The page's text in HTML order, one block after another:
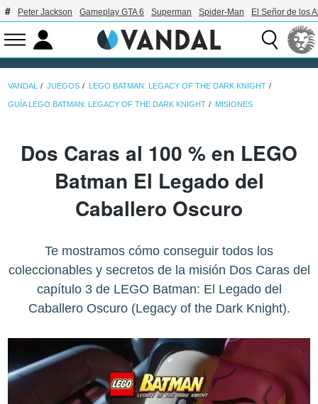
Peter Jackson Gameplay GTA 6 Superman Spider-Man El Señor de los
VANDAL JUEGOS LEGO BATMAN: LEGACY OF THE DARK KNIGHT
GUÍA LEGO BATMAN: LEGACY OF THE DARK KNIGHT MISIONES
Dos Caras al 100 % en LEGO
Batman El Legado del
Caballero Oscuro
Te mostramos cómo conseguir todos los
coleccionables y secretos de la misión Dos Caras del
capítulo 3 de LEGO Batman: El Legado del
Caballero Oscuro (Legacy of the Dark Knight).